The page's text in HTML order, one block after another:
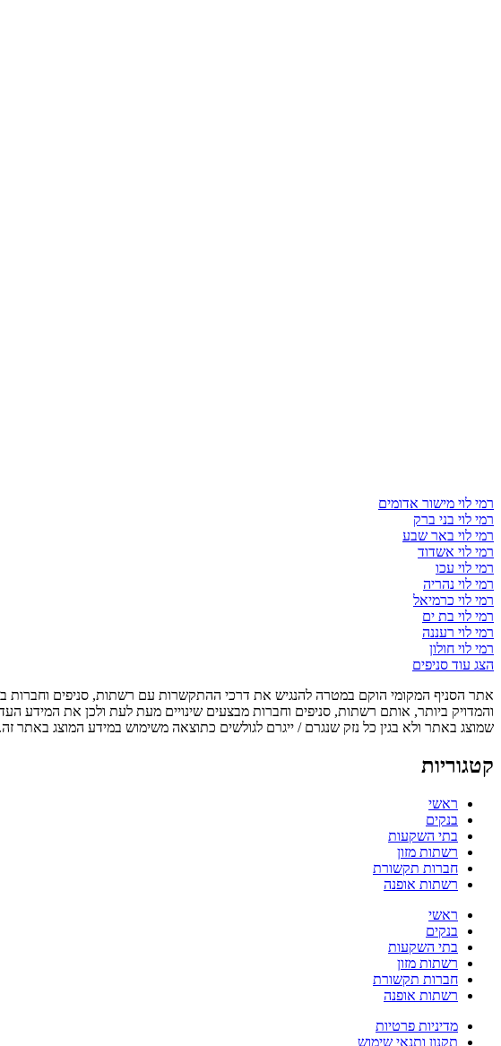
רמי לוי מישור אדומים
רמי לוי בני ברק
רמי לוי באר שבע
רמי לוי אשדוד
רמי לוי עכו
רמי לוי נהריה
רמי לוי כרמיאל
רמי לוי בת ים
רמי לוי רעננה
רמי לוי חולון
הצג עוד סניפים
אתר הסניף המקומי הוקם במטרה להנגיש את דרכי ההתקשרות עם רשתות, סניפים וחברות
והמדויק ביותר, אותם רשתות, סניפים וחברות מבצעים שינויים מעת לעת ולכן את המידע
שמוצג באתר ולא בגין כל נזק שנגרם / ייגרם לגולשים כתוצאה משימוש במידע המוצג באתר זה.
קטגוריות
ראשי
בנקים
בתי השקעות
רשתות מזון
חברות תקשורת
רשתות אופנה
ראשי
בנקים
בתי השקעות
רשתות מזון
חברות תקשורת
רשתות אופנה
מדיניות פרטיות
תקנון ותנאי שימוש